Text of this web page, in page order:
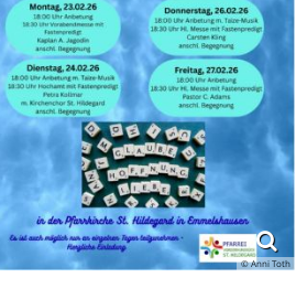
© Anni Toth